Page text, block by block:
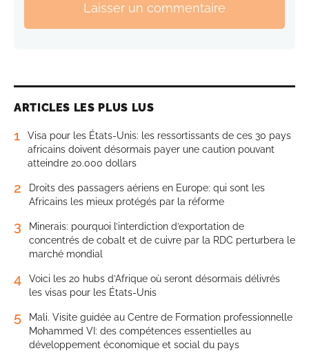
Laisser un commentaire
ARTICLES LES PLUS LUS
1
Visa pour les États-Unis: les ressortissants de ces 30 pays
africains doivent désormais payer une caution pouvant
atteindre 20.000 dollars
2
Droits des passagers aériens en Europe: qui sont les
Africains les mieux protégés par la réforme
3
Minerais: pourquoi l’interdiction d’exportation de
concentrés de cobalt et de cuivre par la RDC perturbera le
marché mondial
4
Voici les 20 hubs d’Afrique où seront désormais délivrés
les visas pour les États-Unis
5
Mali. Visite guidée au Centre de Formation professionnelle
Mohammed VI: des compétences essentielles au
développement économique et social du pays